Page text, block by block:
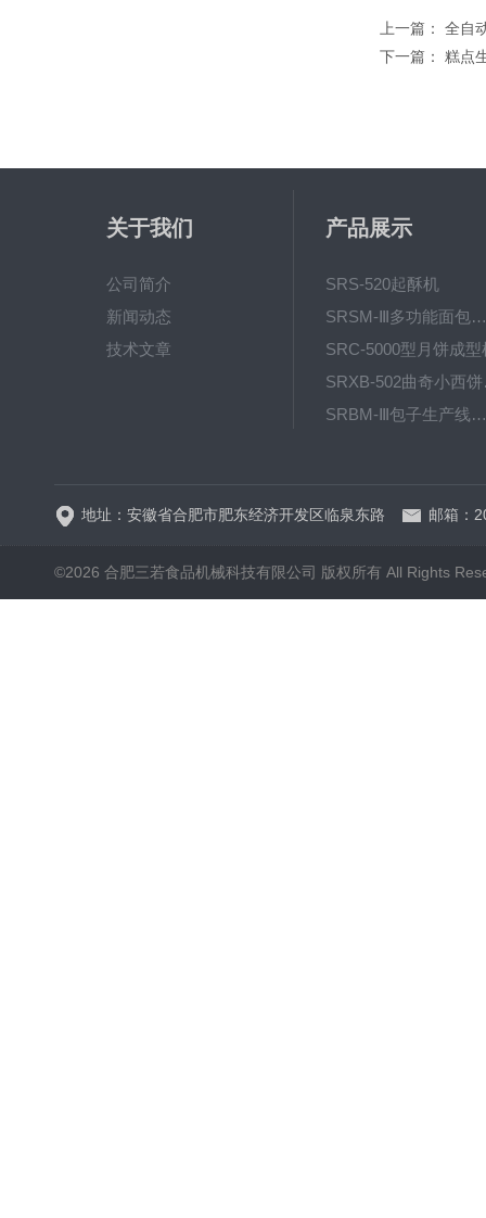
上一篇： 全自
下一篇： 糕点
关于我们
公司简介
新闻动态
技术文章
产品展示
SRS-520起酥机
SRSM-Ⅲ多功能面包生产线 酥饼机
SRC-5000型月饼成型
SRBM-Ⅲ包子生产线（包子机）
地址：安徽省合肥市肥东经济开发区临泉东路 邮箱：
©2026 合肥三若食品机械科技有限公司 版权所有 All Rights